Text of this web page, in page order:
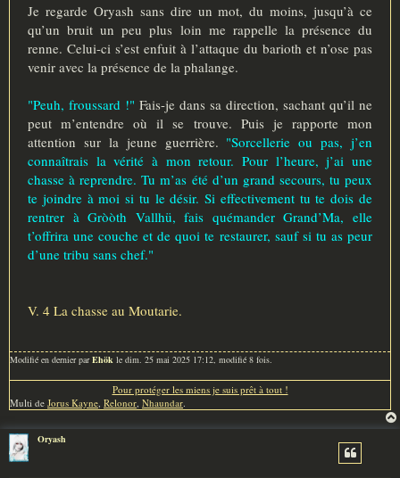
Je regarde Oryash sans dire un mot, du moins, jusqu’à ce
qu’un bruit un peu plus loin me rappelle la présence du
renne. Celui-ci s’est enfuit à l’attaque du barioth et n’ose pas
venir avec la présence de la phalange.
"Peuh, froussard !" Fais-je dans sa direction, sachant qu’il ne
peut m’entendre où il se trouve. Puis je rapporte mon
attention sur la jeune guerrière. "Sorcellerie ou pas, j’en
connaîtrais la vérité à mon retour. Pour l’heure, j’ai une
chasse à reprendre. Tu m’as été d’un grand secours, tu peux
te joindre à moi si tu le désir. Si effectivement tu te dois de
rentrer à Gròòth Vallhü, fais quémander Grand’Ma, elle
t’offrira une couche et de quoi te restaurer, sauf si tu as peur
d’une tribu sans chef."
V. 4 La chasse au Moutarie.
Modifié en dernier parEhök le dim. 25 mai 2025 17:12, modifié 8 fois.
Pour protéger les miens je suis prêt à tout !
Multi de Jorus Kayne, Relonor, Nhaundar.
Oryash